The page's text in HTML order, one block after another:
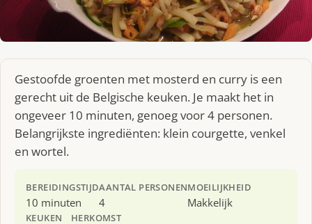
Gestoofde groenten met mosterd en curry is een
gerecht uit de Belgische keuken. Je maakt het in
ongeveer 10 minuten, genoeg voor 4 personen.
Belangrijkste ingrediënten: klein courgette, venkel
en wortel.
BEREIDINGSTIJD
10 minuten
AANTAL PERSONEN
4
MOEILIJKHEID
Makkelijk
KEUKEN HERKOMST